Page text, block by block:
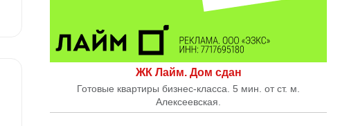
ЖК Лайм. Дом сдан
Готовые квартиры бизнес-класса. 5 мин. от ст. м.
Алексеевская.